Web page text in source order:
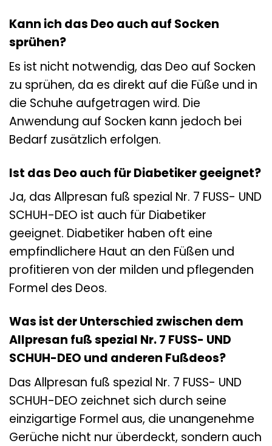
Kann ich das Deo auch auf Socken
sprühen?
Es ist nicht notwendig, das Deo auf Socken
zu sprühen, da es direkt auf die Füße und in
die Schuhe aufgetragen wird. Die
Anwendung auf Socken kann jedoch bei
Bedarf zusätzlich erfolgen.
Ist das Deo auch für Diabetiker geeignet?
Ja, das Allpresan fuß spezial Nr. 7 FUSS- UND
SCHUH-DEO ist auch für Diabetiker
geeignet. Diabetiker haben oft eine
empfindlichere Haut an den Füßen und
profitieren von der milden und pflegenden
Formel des Deos.
Was ist der Unterschied zwischen dem
Allpresan fuß spezial Nr. 7 FUSS- UND
SCHUH-DEO und anderen Fußdeos?
Das Allpresan fuß spezial Nr. 7 FUSS- UND
SCHUH-DEO zeichnet sich durch seine
einzigartige Formel aus, die unangenehme
Gerüche nicht nur überdeckt, sondern auch